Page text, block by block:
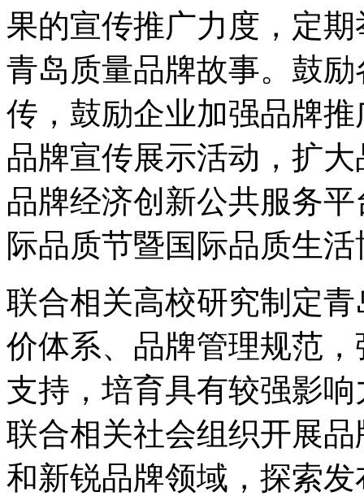
果的宣传推广力度，定
青岛质量品牌故事。鼓
传，鼓励企业加强品牌
品牌宣传展示活动，扩
品牌经济创新公共服务
际品质节暨国际品质生
联合相关高校研究制定
价体系、品牌管理规范
支持，培育具有较强影
联合相关社会组织开展
和新锐品牌领域，探索